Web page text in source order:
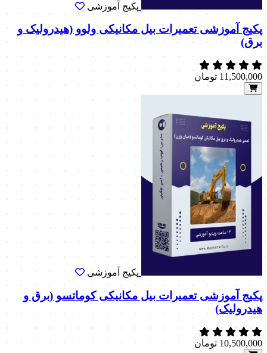
پکیج آموزشی
پکیج آموزشی تعمیرات بیل مکانیکی ولوو (هیدرولیک و
برق)
11,500,000 تومان
پکیج آموزشی
پکیج آموزشی تعمیرات بیل مکانیکی کوماتسو (برق و
هیدرولیک)
10,500,000 تومان